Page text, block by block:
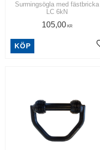
Surrningsögla med fästbricka
LC 6kN
105,00KR
KÖP